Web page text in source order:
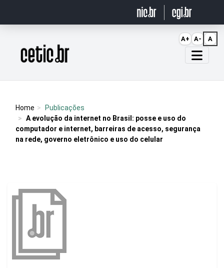
Página inicial
Home
Publicações
A evolução da internet no Brasil: posse e uso do
computador e internet, barreiras de acesso, segurança
na rede, governo eletrônico e uso do celular
A+ A- A